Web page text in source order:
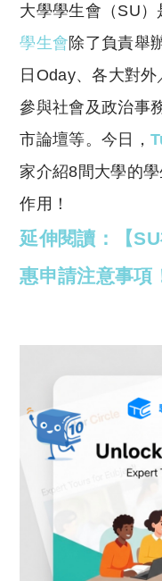
大學學生會（SU）
學生會除了負責舉
日Oday、各大對
參與社會及政治事
市論壇等。今日，
家介紹8間大學的
作用！
延伸閱讀：【
惠申請注意事項